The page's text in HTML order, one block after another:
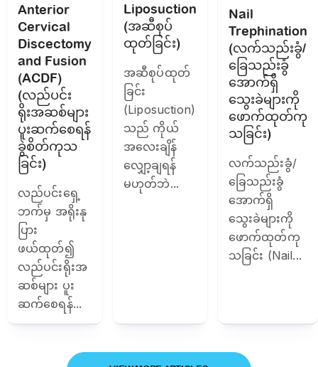
Anterior
Cervical
Discectomy
and Fusion
(ACDF)
(လည်ပင်း
ရိုးအဆစ်များ
ပူးဆက်စေရန်
ခွဲစိတ်ကုသ
ခြင်း)
လည်ပင်းရှေ့
ဘက်မှ အရိုးနု
ပြား
ဖယ်ထုတ်၍
လည်ပင်းရိုးအ
ဆစ်များ ပူး
ဆက်စေရန်...
Liposuction
(အဆီစုပ်
ထုတ်ခြင်း)
အဆီစုပ်ထုတ်
ခြင်း
(Liposuction)
သည် ကိုယ်
အလေးချိန်
လျှော့ချရန်
မဟုတ်ဘဲ...
Nail
Trephination
(လက်သည်းခွံ/
ခြေသည်းခွံ
အောက်ရှိ
သွေးခဲများကို
ဖောက်ထုတ်ကု
သခြင်း)
လက်သည်းခွံ/
ခြေသည်းခွံ
အောက်ရှိ
သွေးခဲများကို
ဖောက်ထုတ်ကု
သခြင်း (Nail...